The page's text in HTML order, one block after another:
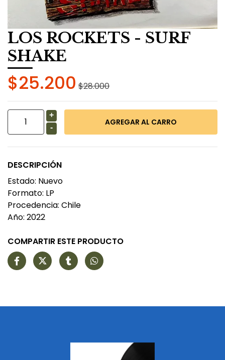
LOS ROCKETS - SURF
SHAKE
$25.200 $28.000
+
-
DESCRIPCIÓN
Estado: Nuevo
Formato: LP
Procedencia: Chile
Año: 2022
COMPARTIR ESTE PRODUCTO